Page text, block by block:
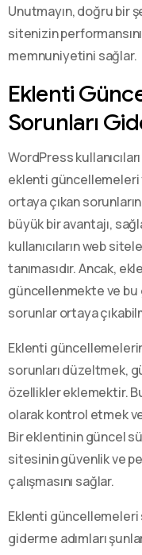
Unutmayın, doğru bir
sitenizin
memnuniyetini sağlar.
Eklenti
Sorunları
WordPress
eklenti güncellemeleri
ortaya çıkan
büyük bir avantajı,
kullanıcıların web
tanımasıdır. Ancak,
güncellenmekte ve bu
sorunlar ortaya
Eklenti
sorunları düzeltmek,
özellikler eklemektir.
olarak kontrol etmek
Bir eklentinin güncel
sitesinin güvenlik ve
çalışmasını sağlar.
Eklenti güncellemeleri
giderme adımları